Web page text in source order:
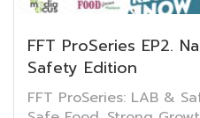
FFT ProSeries EP2.
Safety Edition
FFT ProSeries: LAB &